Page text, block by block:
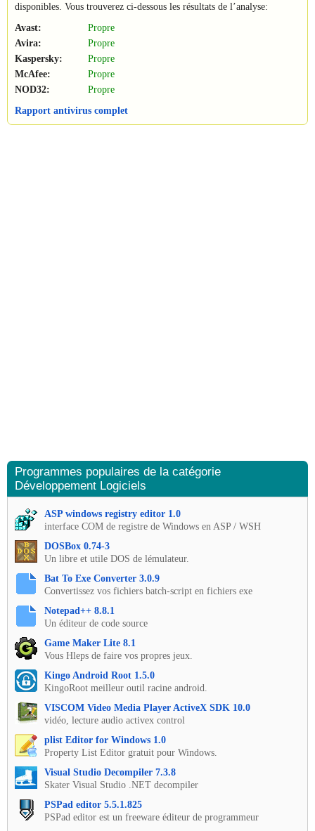
disponibles. Vous trouverez ci-dessous les résultats de l’analyse:
Avast:
Propre
Avira:
Propre
Kaspersky:
Propre
McAfee:
Propre
NOD32:
Propre
Rapport antivirus complet
Programmes populaires de la catégorie
Développement Logiciels
ASP windows registry editor 1.0
interface COM de registre de Windows en ASP / WSH
DOSBox 0.74-3
Un libre et utile DOS de lémulateur.
Bat To Exe Converter 3.0.9
Convertissez vos fichiers batch-script en fichiers exe
Notepad++ 8.8.1
Un éditeur de code source
Game Maker Lite 8.1
Vous Hleps de faire vos propres jeux.
Kingo Android Root 1.5.0
KingoRoot meilleur outil racine android.
VISCOM Video Media Player ActiveX SDK 10.0
vidéo, lecture audio activex control
plist Editor for Windows 1.0
Property List Editor gratuit pour Windows.
Visual Studio Decompiler 7.3.8
Skater Visual Studio .NET decompiler
PSPad editor 5.5.1.825
PSPad editor est un freeware éditeur de programmeur